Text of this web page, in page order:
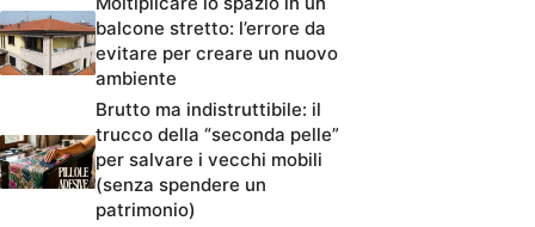
balcone stretto: l’errore da
evitare per creare un nuovo
ambiente
Brutto ma indistruttibile: il
trucco della “seconda pelle”
per salvare i vecchi mobili
(senza spendere un
patrimonio)